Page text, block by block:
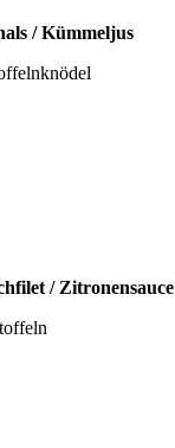
/ Kümmeljus
/ Zitronensauce